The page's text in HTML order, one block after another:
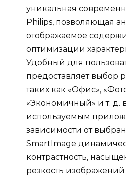
уникальная
Philips, позволяющая
отображаемое
оптимизации
Удобный для
предоставляет выбор
таких как «Офис»,
«Экономичный» и т. д.
используемым
зависимости от
SmartImage
контрастность,
резкость